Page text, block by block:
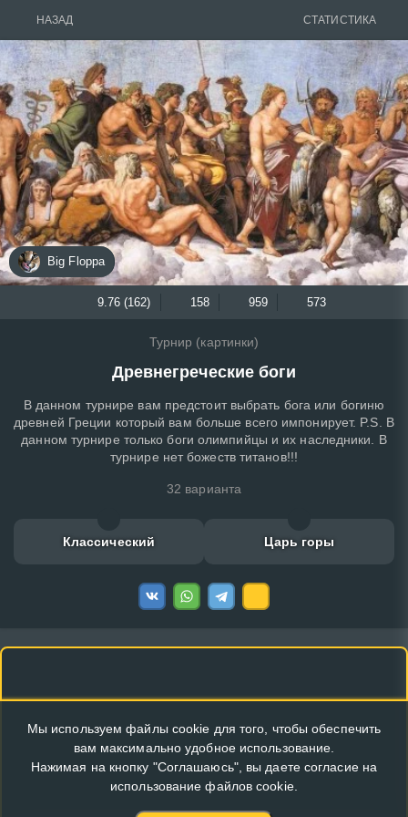
НАЗАД СТАТИСТИКА
Big Floppa
9.76 (162) 158 959 573
Турнир (картинки)
Древнегреческие боги
В данном турнире вам предстоит выбрать бога или богиню
древней Греции который вам больше всего импонирует. P.S. В
данном турнире только боги олимпийцы и их наследники. В
турнире нет божеств титанов!!!
32 варианта
Классический Царь горы
Мы используем файлы cookie для того, чтобы обеспечить
вам максимально удобное использование.
Нажимая на кнопку "Соглашаюсь", вы даете согласие на
использование файлов cookie.